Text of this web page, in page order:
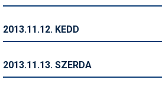
Sífelszerelés
2013.11.12. KEDD
2013.11.13. SZERDA